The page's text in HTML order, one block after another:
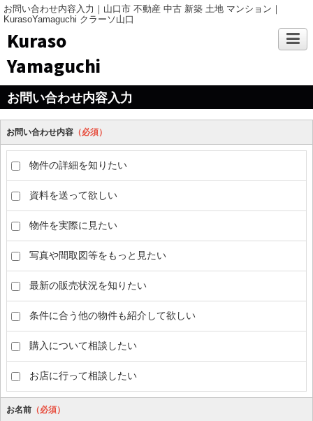
お問い合わせ内容入力｜山口市 不動産 中古 新築 土地 マンション｜
KurasoYamaguchi クラーソ山口
Kuraso
Yamaguchi
お問い合わせ内容入力
お問い合わせ内容 （必須）
物件の詳細を知りたい
資料を送って欲しい
物件を実際に見たい
写真や間取図等をもっと見たい
最新の販売状況を知りたい
条件に合う他の物件も紹介して欲しい
購入について相談したい
お店に行って相談したい
お名前 （必須）